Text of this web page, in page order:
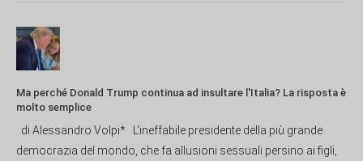
Ma perché Donald Trump continua ad insultare l'Italia? La risposta è
molto semplice
di Alessandro Volpi* L'ineffabile presidente della più grande
democrazia del mondo, che fa allusioni sessuali persino ai figli,